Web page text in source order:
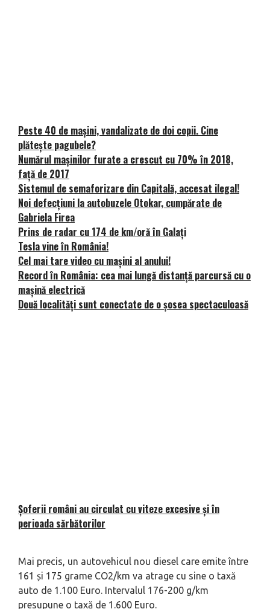
Peste 40 de mașini, vandalizate de doi copii. Cine
plătește pagubele?
Numărul mașinilor furate a crescut cu 70% în 2018,
față de 2017
Sistemul de semaforizare din Capitală, accesat ilegal!
Noi defecţiuni la autobuzele Otokar, cumpărate de
Gabriela Firea
Prins de radar cu 174 de km/oră în Galați
Tesla vine în România!
Cel mai tare video cu mașini al anului!
Record în România: cea mai lungă distanță parcursă cu o
mașină electrică
Două localități sunt conectate de o șosea spectaculoasă
Șoferii români au circulat cu viteze excesive și în
perioada sărbătorilor
Mai precis, un autovehicul nou diesel care emite între
161 și 175 grame CO2/km va atrage cu sine o taxă
auto de 1.100 Euro. Intervalul 176-200 g/km
presupune o taxă de 1.600 Euro.